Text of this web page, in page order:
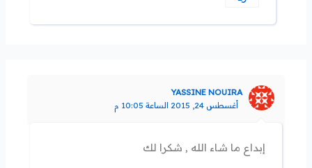
YASSINE NOUIRA
أغسطس 24, 2015 الساعة 10:05 م
إبداع ما شاء الله , شكرا لك